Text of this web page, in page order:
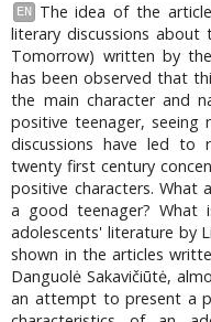
EN
The idea of the
literary discussions about
Tomorrow) written by
has been observed that
the main character and
positive teenager, seeing
discussions have led to
twenty first century
positive characters. What
a good teenager? What
adolescents' literature by
shown in the articles
Danguolė Sakavičiūtė,
an attempt to present a